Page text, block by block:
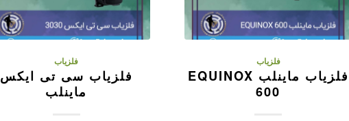
فلزیاب
فلزیاب ماینلب EQUINOX
600
فلزیاب
فلزیاب سی تی ایکس
ماینلب